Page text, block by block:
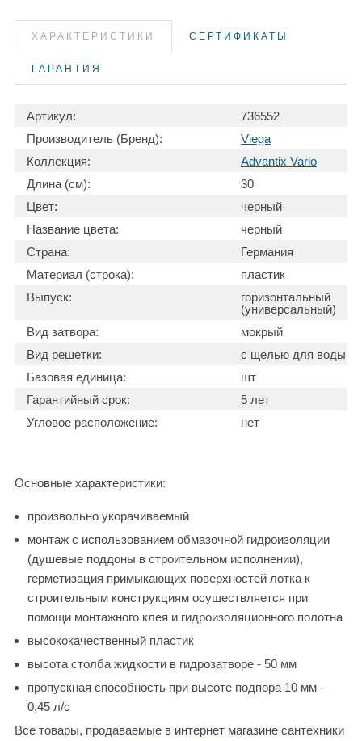
ХАРАКТЕРИСТИКИ СЕРТИФИКАТЫ
ГАРАНТИЯ
Артикул:
736552
Производитель (Бренд):
Viega
Коллекция:
Advantix Vario
Длина (см):
30
Цвет:
черный
Название цвета:
черный
Страна:
Германия
Материал (строка):
пластик
Выпуск:
горизонтальный
(универсальный)
Вид затвора:
мокрый
Вид решетки:
с щелью для воды
Базовая единица:
шт
Гарантийный срок:
5 лет
Угловое расположение:
нет
Основные характеристики:
произвольно укорачиваемый
монтаж с использованием обмазочной гидроизоляции
(душевые поддоны в строительном исполнении),
герметизация примыкающих поверхностей лотка к
строительным конструкциям осуществляется при
помощи монтажного клея и гидроизоляционного полотна
высококачественный пластик
высота столба жидкости в гидрозатворе - 50 мм
пропускная способность при высоте подпора 10 мм -
0,45 л/с
Все товары, продаваемые в интернет магазине сантехники